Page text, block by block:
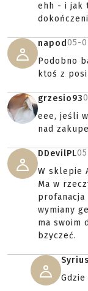
ehh - i jak
napod05-
Podobno
ktoś z
grzesio93
eee, jeśli
nad
DDevilPL
W sklepie
Ma w
wymiany
ma swoim
bzyczeć.